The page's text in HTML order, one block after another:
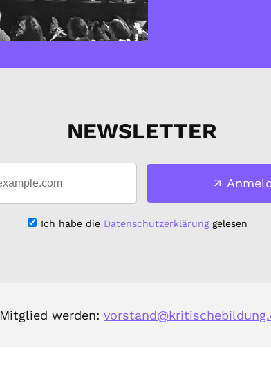
NEWSLETTER
Ich habe die Datenschutzerklärunggelesen
Mitglied werden: